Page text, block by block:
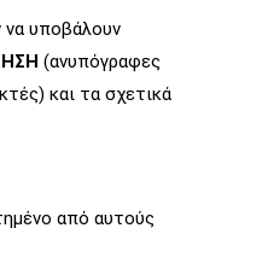
να υποβάλουν
(ανυπόγραφες
και τα σχετικά
από αυτούς